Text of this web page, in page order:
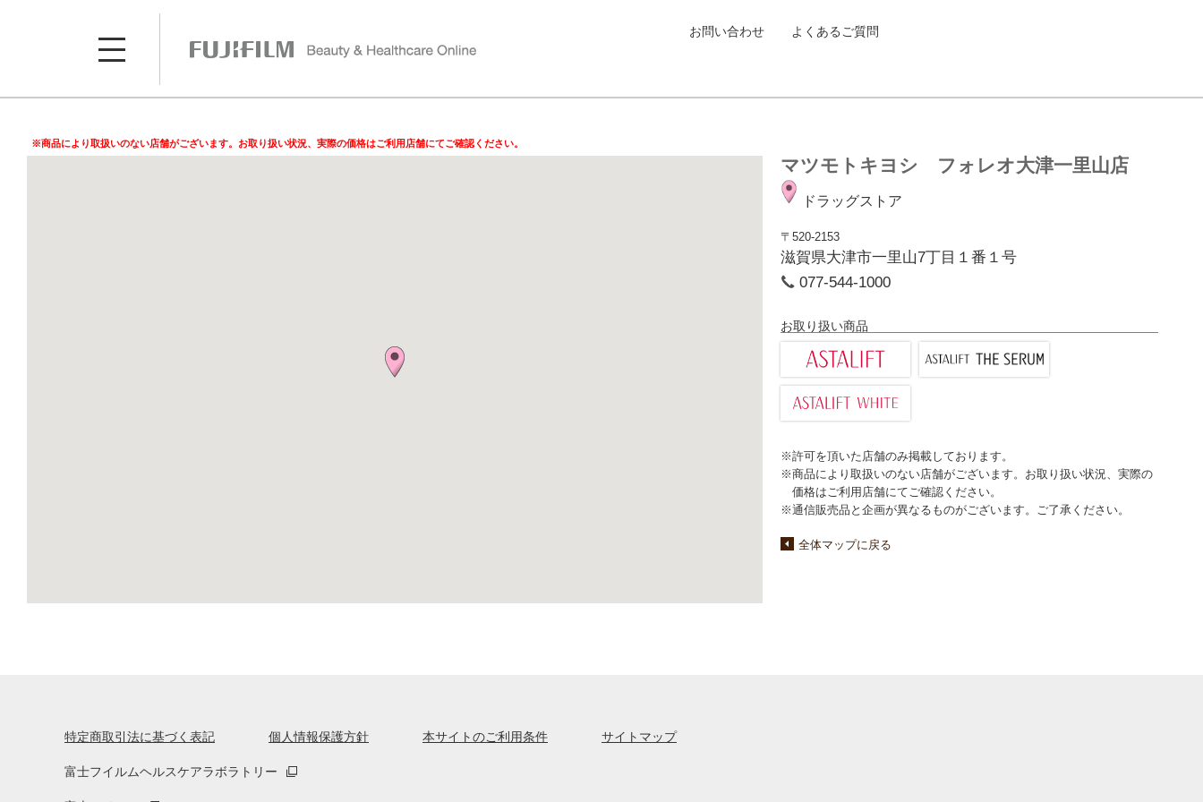
お問い合わせ よくあるご質問
※商品により取扱いのない店舗がございます。お取り扱い状況、実際の価格はご利用店舗にてご確認ください。
マツモトキヨシ フォレオ大津一里山店
ドラッグストア
〒520-2153
滋賀県大津市一里山7丁目１番１号
077-544-1000
お取り扱い商品
※許可を頂いた店舗のみ掲載しております。
※商品により取扱いのない店舗がございます。お取り扱い状況、実際の
価格はご利用店舗にてご確認ください。
※通信販売品と企画が異なるものがございます。ご了承ください。
全体マップに戻る
特定商取引法に基づく表記 個人情報保護方針 本サイトのご利用条件 サイトマップ
富士フイルムヘルスケアラボラトリー